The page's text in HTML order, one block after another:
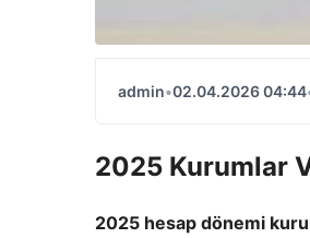
admin•02.04.2026 04:44
2025 Kurumlar
2025 hesap dönemi